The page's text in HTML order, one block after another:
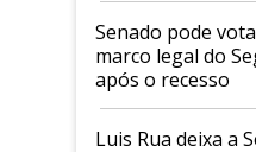
Senado pode
marco legal do
após o recesso
Luis Rua deixa a